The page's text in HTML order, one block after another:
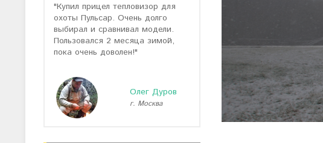
"Купил прицел тепловизор для
охоты Пульсар. Очень долго
выбирал и сравнивал модели.
Пользовался 2 месяца зимой,
пока очень доволен!"
Олег Дуров
г. Москва
Виктор Жунов
г. Санкт-